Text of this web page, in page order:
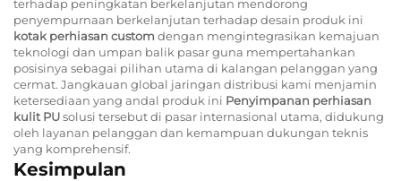
terhadap peningkatan berkelanjutan mendorong
penyempurnaan berkelanjutan terhadap desain produk ini
kotak perhiasan custom dengan mengintegrasikan kemajuan
teknologi dan umpan balik pasar guna mempertahankan
posisinya sebagai pilihan utama di kalangan pelanggan yang
cermat. Jangkauan global jaringan distribusi kami menjamin
ketersediaan yang andal produk ini Penyimpanan perhiasan
kulit PUsolusi tersebut di pasar internasional utama, didukung
oleh layanan pelanggan dan kemampuan dukungan teknis
yang komprehensif.
Kesimpulan